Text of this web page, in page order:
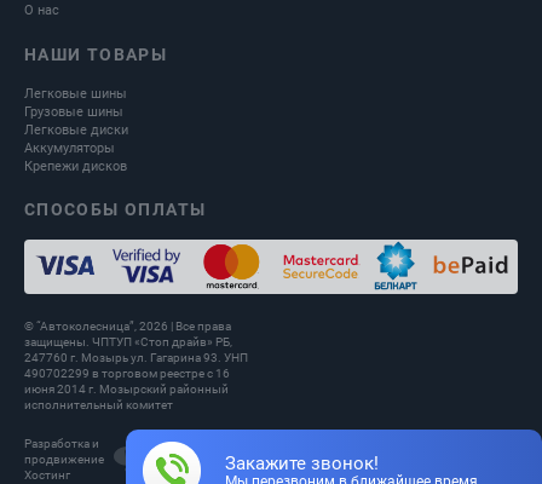
Закажите звонок!
О нас
НАШИ ТОВАРЫ
Легковые шины
Грузовые шины
Легковые диски
Аккумуляторы
Крепежи дисков
СПОСОБЫ ОПЛАТЫ
© “Автоколесница”, 2026 | Все права
защищены. ЧПТУП «Стоп драйв» РБ,
247760 г. Мозырь ул. Гагарина 93. УНП
490702299 в торговом реестре с 16
июня 2014 г. Мозырский районный
исполнительный комитет
Разработка и
продвижение
Хостинг
IWL